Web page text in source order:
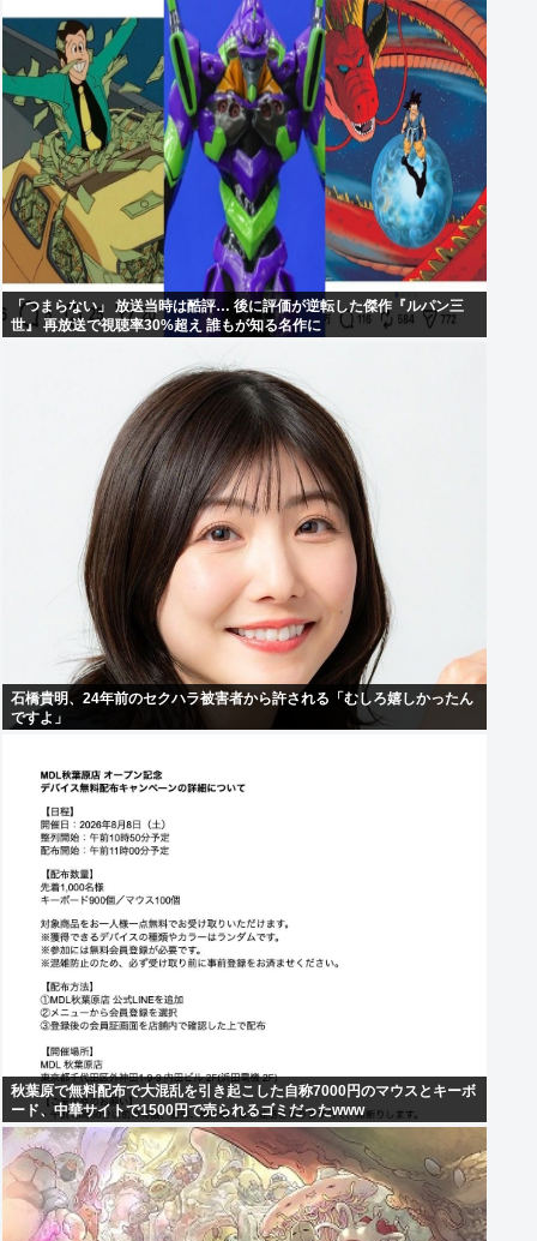
「つまらない」 放送当時は酷評… 後に評価が逆転した傑作『ルパン三
世』 再放送で視聴率30%超え 誰もが知る名作に
石橋貴明、24年前のセクハラ被害者から許される「むしろ嬉しかったん
ですよ」
秋葉原で無料配布で大混乱を引き起こした自称7000円のマウスとキーボ
ード、中華サイトで1500円で売られるゴミだったwww